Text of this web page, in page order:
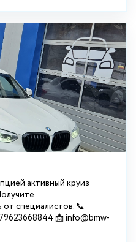
активный круиз
специалистов. 📞
📩 info@bmw-